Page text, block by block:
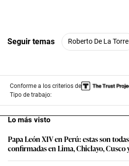
Seguir temas Roberto De La Torre
Conforme a los criterios de
Tipo de trabajo:
Lo más visto
Papa León XIV en Perú: estas son
confirmadas en Lima, Chiclayo, Cusco